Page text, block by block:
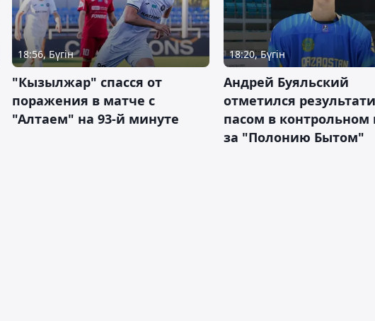
18:56, Бүгін
"Кызылжар" спасся от
поражения в матче с
"Алтаем" на 93-й минуте
18:20, Бүгін
Андрей Буяльский
отметился
пасом в контрольном
за "Полонию Бытом"